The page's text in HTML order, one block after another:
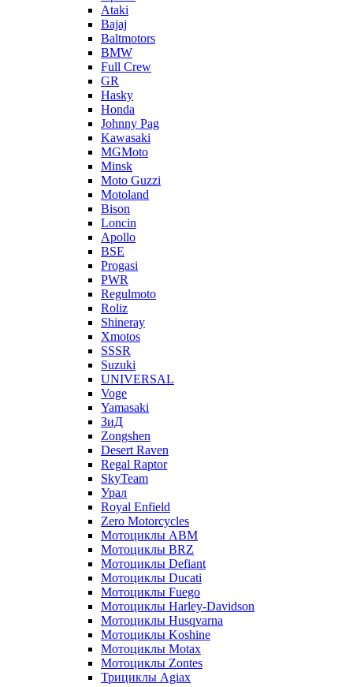
Ataki
Bajaj
Baltmotors
BMW
Full Crew
GR
Hasky
Honda
Johnny Pag
Kawasaki
MGMoto
Minsk
Moto Guzzi
Motoland
Bison
Loncin
Apollo
BSE
Progasi
PWR
Regulmoto
Roliz
Shineray
Xmotos
SSSR
Suzuki
UNIVERSAL
Voge
Yamasaki
ЗиД
Zongshen
Desert Raven
Regal Raptor
SkyTeam
Урал
Royal Enfield
Zero Motorcycles
Мотоциклы ABM
Мотоциклы BRZ
Мотоциклы Defiant
Мотоциклы Ducati
Мотоциклы Fuego
Мотоциклы Harley-Davidson
Мотоциклы Husqvarna
Мотоциклы Koshine
Мотоциклы Motax
Мотоциклы Zontes
Трициклы Agiax